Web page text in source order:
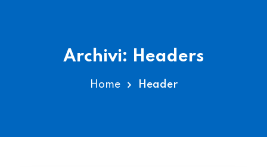
Archivi: Headers
Home Header